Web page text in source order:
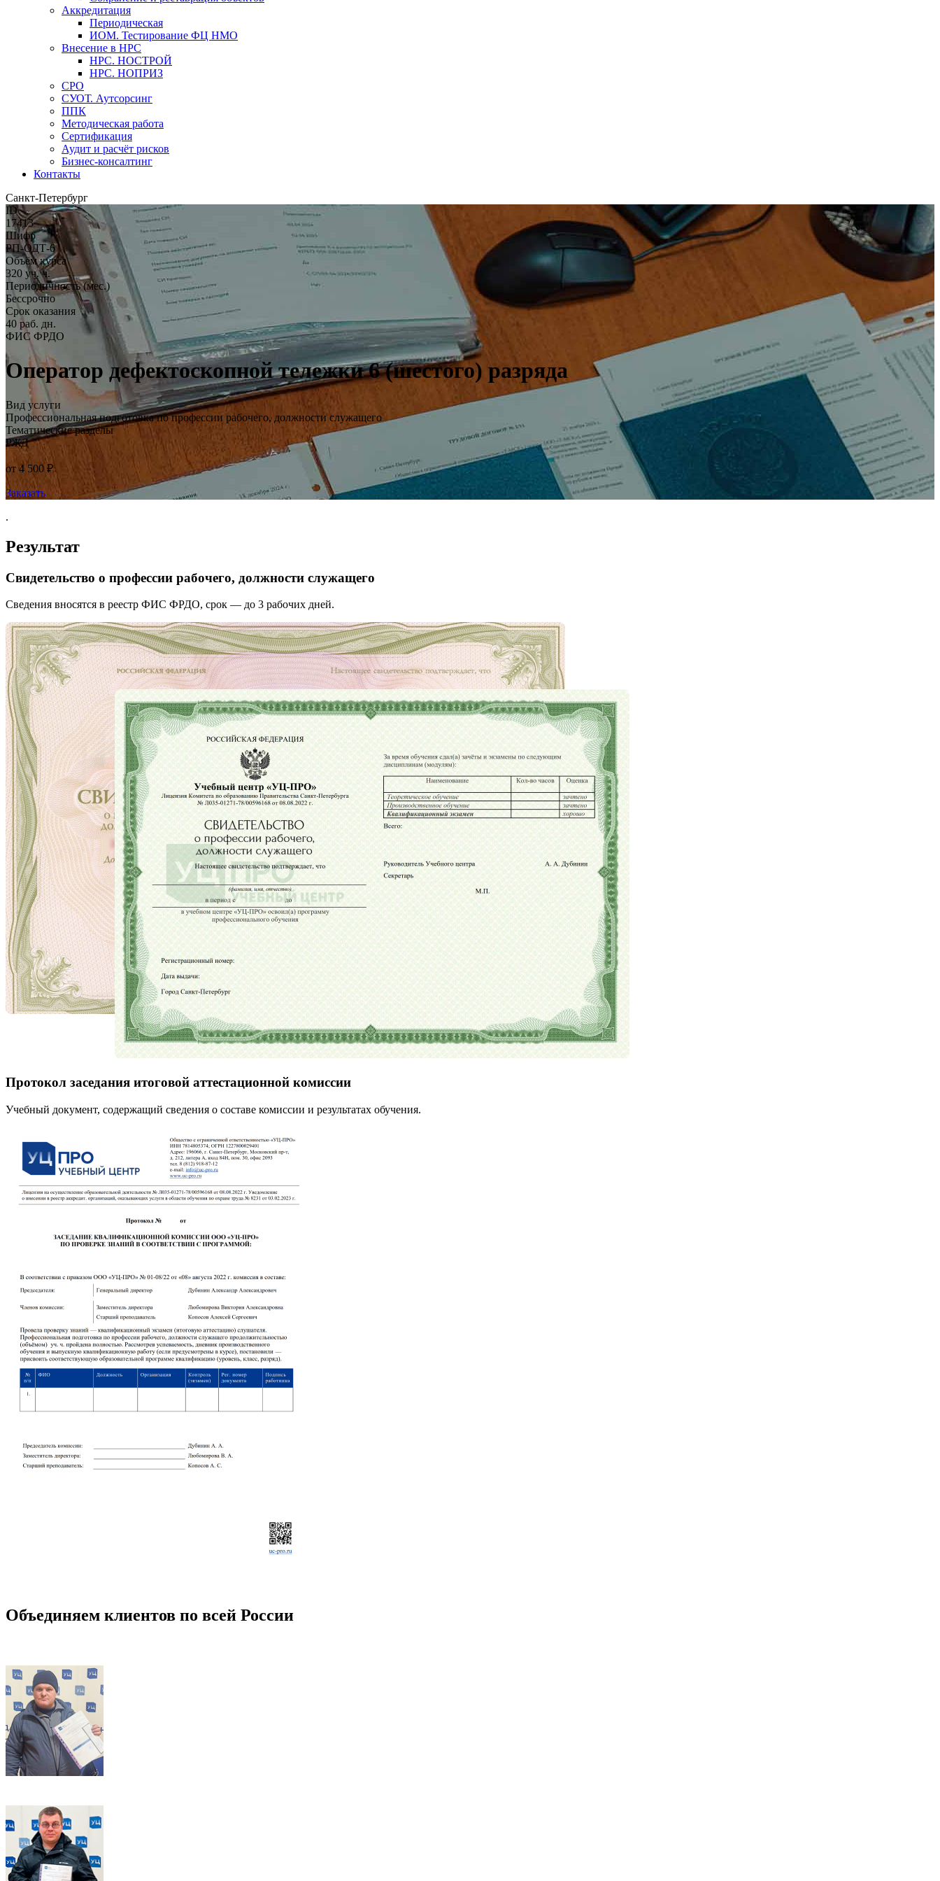
Аккредитация
Периодическая
ИОМ. Тестирование ФЦ НМО
Внесение в НРС
НРС. НОСТРОЙ
НРС. НОПРИЗ
СРО
СУОТ. Аутсорсинг
ППК
Методическая работа
Сертификация
Аудит и расчёт рисков
Бизнес-консалтинг
Контакты
Санкт-Петербург
ID
17413
Шифр
РП-ОДТ-6
Объём курса
320 уч. ч.
Периодичность (мес.)
Бессрочно
Срок оказания
40 раб. дн.
ФИС ФРДО
Оператор дефектоскопной тележки 6 (шестого) разряда
Вид услуги
Профессиональная подготовка по профессии рабочего, должности служащего
Тематические разделы
РЖД
от 4 500 ₽
Заказать
.
Результат
Свидетельство о профессии рабочего, должности служащего
Сведения вносятся в реестр ФИС ФРДО, срок — до 3 рабочих дней.
Протокол заседания итоговой аттестационной комиссии
Учебный документ, содержащий сведения о составе комиссии и результатах обучения.
Объединяем клиентов по всей России